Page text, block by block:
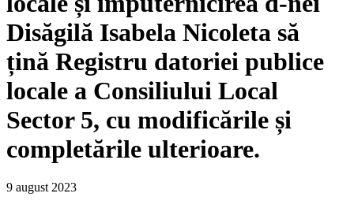
Disăgilă Isabela Nicoleta să
țină Registru datoriei publice
locale a Consiliului Local
Sector 5, cu modificările și
completările ulterioare.
9 august 2023